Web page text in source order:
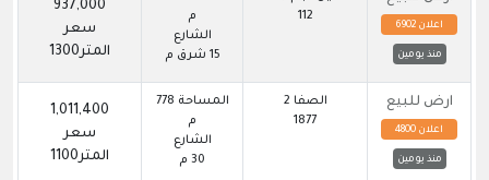
اعلان 6902
منذ يومين
112
م
الشارع
15 شرق م
937,000
سعر
المتر1300
ارض للبيع
اعلان 4800
منذ يومين
الصفا 2
1877
المساحة 778
م
الشارع
30 م
1,011,400
سعر
المتر1100